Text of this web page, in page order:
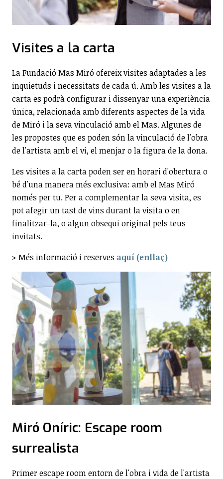
Visites a la carta
La Fundació Mas Miró ofereix visites adaptades a les
inquietuds i necessitats de cada ú. Amb les visites a la
carta es podrà configurar i dissenyar una experiència
única, relacionada amb diferents aspectes de la vida
de Miró i la seva vinculació amb el Mas. Algunes de
les propostes que es poden són la vinculació de l'obra
de l'artista amb el vi, el menjar o la figura de la dona.
Les visites a la carta poden ser en horari d'obertura o
bé d'una manera més exclusiva: amb el Mas Miró
només per tu. Per a complementar la seva visita, es
pot afegir un tast de vins durant la visita o en
finalitzar-la, o algun obsequi original pels teus
invitats.
> Més informació i reserves aquí (enllaç)
Miró Oníric: Escape room
surrealista
Primer escape room entorn de l'obra i vida de l'artista